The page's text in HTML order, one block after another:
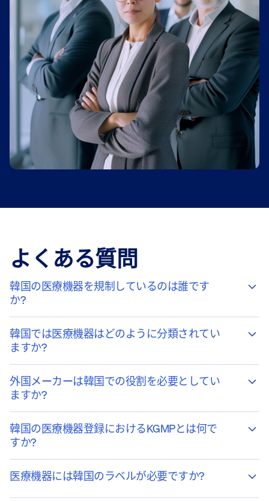
よくある質問
韓国の医療機器を規制しているのは誰です
か?
韓国では医療機器はどのように分類されてい
ますか?
外国メーカーは韓国での役割を必要としてい
ますか?
韓国の医療機器登録におけるKGMPとは何で
すか?
医療機器には韓国のラベルが必要ですか?